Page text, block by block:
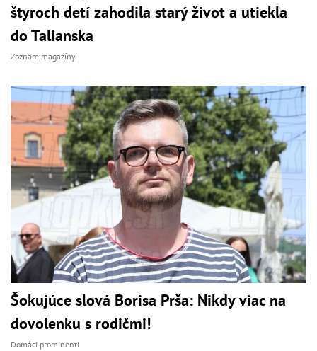
štyroch detí zahodila starý život a utiekla
do Talianska
Zoznam magazíny
Šokujúce slová Borisa Prša: Nikdy viac na
dovolenku s rodičmi!
Domáci prominenti